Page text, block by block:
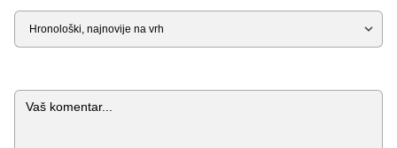
Sortiraj
Komentar